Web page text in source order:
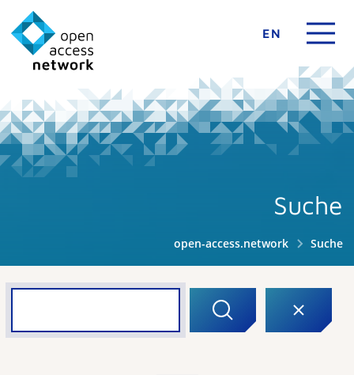
EN
Suche
open-access.network Suche